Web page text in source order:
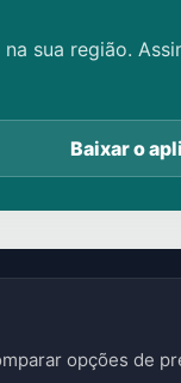
sua região.
Baixar o
opções de